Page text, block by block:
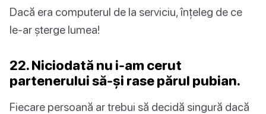
Dacă era computerul de la serviciu, înțeleg de ce
le-ar șterge lumea!
22. Niciodată nu i-am cerut
partenerului să-și rase părul pubian.
Fiecare persoană ar trebui să decidă singură dacă